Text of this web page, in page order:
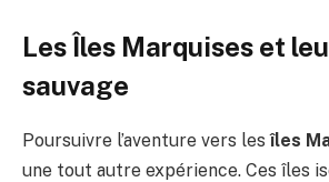
Les Îles Marquises et
sauvage
Poursuivre l’aventure vers lesîles
une tout autre expérience. Ces îles